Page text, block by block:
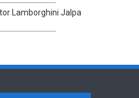
Lamborghini Jalpa